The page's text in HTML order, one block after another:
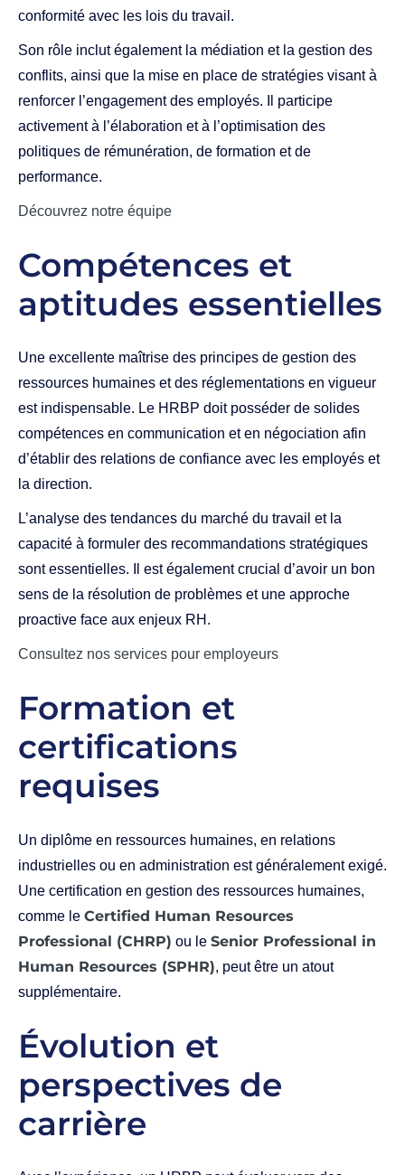
conformité avec les lois du travail.
Son rôle inclut également la médiation et la gestion des
conflits, ainsi que la mise en place de stratégies visant à
renforcer l’engagement des employés. Il participe
activement à l’élaboration et à l’optimisation des
politiques de rémunération, de formation et de
performance.
Découvrez notre équipe
Compétences et
aptitudes essentielles
Une excellente maîtrise des principes de gestion des
ressources humaines et des réglementations en vigueur
est indispensable. Le HRBP doit posséder de solides
compétences en communication et en négociation afin
d’établir des relations de confiance avec les employés et
la direction.
L’analyse des tendances du marché du travail et la
capacité à formuler des recommandations stratégiques
sont essentielles. Il est également crucial d’avoir un bon
sens de la résolution de problèmes et une approche
proactive face aux enjeux RH.
Consultez nos services pour employeurs
Formation et
certifications
requises
Un diplôme en ressources humaines, en relations
industrielles ou en administration est généralement exigé.
Une certification en gestion des ressources humaines,
comme le Certified Human Resources
Professional (CHRP) ou le Senior Professional in
Human Resources (SPHR), peut être un atout
supplémentaire.
Évolution et
perspectives de
carrière